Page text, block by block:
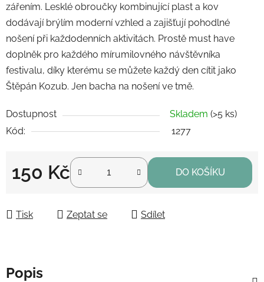
zářením. Lesklé obroučky kombinující plast a kov
dodávají brýlím moderní vzhled a zajišťují pohodlné
nošení při každodenních aktivitách. Prostě must have
doplněk pro každého mírumilovného návštěvníka
festivalu, díky kterému se můžete každý den cítit jako
Štěpán Kozub. Jen bacha na nošení ve tmě.
Dostupnost Skladem (>5 ks)
Kód:
1277
150 Kč DO KOŠÍKU
Tisk Zeptat se Sdílet
Popis